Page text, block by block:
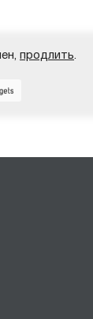
продлить.